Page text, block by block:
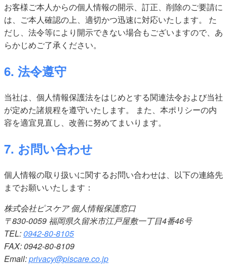
お客様ご本人からの個人情報の開示、訂正、削除のご要請に
は、ご本人確認の上、適切かつ迅速に対応いたします。 た
だし、法令等により開示できない場合もございますので、あ
らかじめご了承ください。
6. 法令遵守
当社は、個人情報保護法をはじめとする関連法令および当社
が定めた諸規程を遵守いたします。 また、本ポリシーの内
容を適宜見直し、改善に努めてまいります。
7. お問い合わせ
個人情報の取り扱いに関するお問い合わせは、以下の連絡先
までお願いいたします：
株式会社ピスケア 個人情報保護窓口
〒830-0059 福岡県久留米市江戸屋敷一丁目4番46号
TEL:0942-80-8105
FAX: 0942-80-8109
Email:privacy@piscare.co.jp